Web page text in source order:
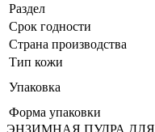
Раздел
Срок годности
Страна производства
Тип кожи
Упаковка
Форма упаковки
ЭНЗИМНАЯ ПУДРА